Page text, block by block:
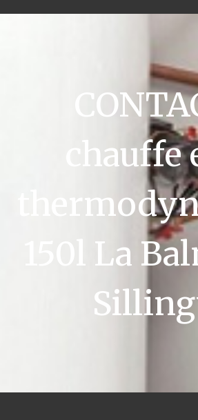
chauffe
150l La